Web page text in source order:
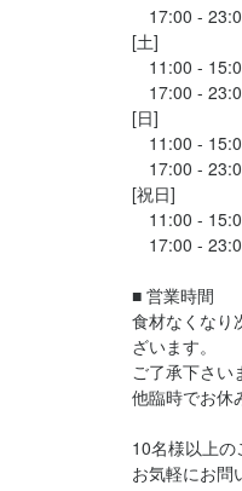
17:00 -
[土]
11:00 -
17:00 -
[日]
11:00 -
17:00 -
[祝日]
11:00 -
17:00 -
■ 営業時間
食材なくなり
ざいます。
ご了承下さい
他臨時でお休
10名様以上
お気軽にお問